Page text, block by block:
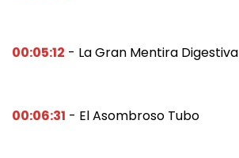
00:05:12 - La Gran Mentira Digestiva
00:06:31 - El Asombroso Tubo